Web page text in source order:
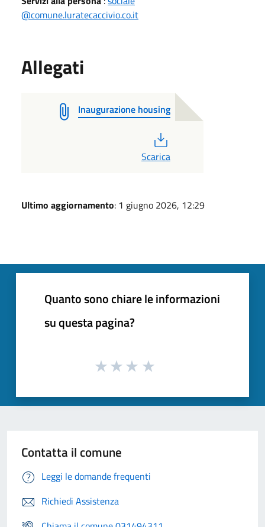
@comune.luratecaccivio.co.it
Allegati
Inaugurazione housing
Scarica
Ultimo aggiornamento: 1 giugno 2026, 12:29
Quanto sono chiare le informazioni
su questa pagina?
Contatta il comune
Leggi le domande frequenti
Richiedi Assistenza